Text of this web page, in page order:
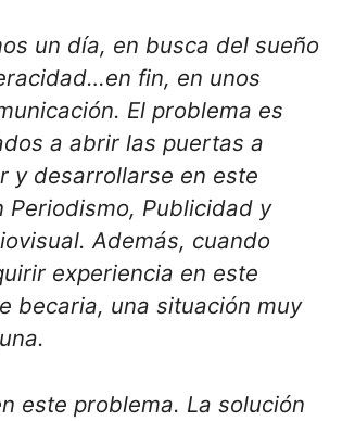
un día, en busca del sueño
fin, en unos
El problema es
a abrir las puertas a
y desarrollarse en este
Periodismo, Publicidad y
Además, cuando
experiencia en este
becaria, una situación muy
este problema. La solución